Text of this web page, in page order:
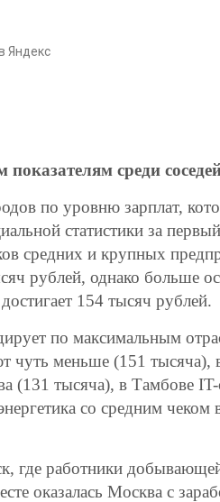
Яндекс
среди
по уровню зарплат,
статистики за
средних и крупных
рублей, однако больше
154 тысяч рублей.
по максимальным
чуть меньше (151 тысяча),
(131 тысяча), в Тамбове IT-
со средним чеком
где работники
оказалась Москва с